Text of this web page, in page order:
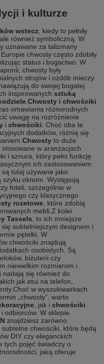
i kulturze
wstecz , kiedy to pełniły
również symboliczną. W
uznawane za talizmany
chwosty często zdobiły
status i bogactwo. W
chwosty były
strojów i ozdób mieczy
do swojej bogatej
inspirowanych sztuką
Chwosty i chwościki
omawiania różnorodnych
uwagę na rozróżnienie
i chwościki . Choć oba te
dodatków, różnią się
Chwosty to duże
w aranżacjach
i sznura, który pełni funkcję
ich zastosowaniem
tutaj używane jako
oknom. Występują
foteli, szczególnie w
czy klasycznego
rozetowe , które zdobią
mebli. Z kolei
Tassels , to ich mniejsze
subtelniejszym designem i
pętelki. W
chwościki znajdują
osobistych. Są
biżuterii czy
niewielkim rozmiarom i
nadają się również do
jak etui na telefon,
Choć w wyszukiwarkach
„chwosty”, warto
, jak i chwościki
odbiorców. W sklepie
znajdziesz zarówno
chwościki, które będą
DIY czy eleganckich
tych pojęć świadczy o
jaką oferuje